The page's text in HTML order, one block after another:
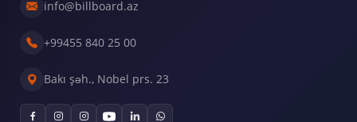
info@billboard.az
+99455 840 25 00
Bakı şəh., Nobel prs. 23